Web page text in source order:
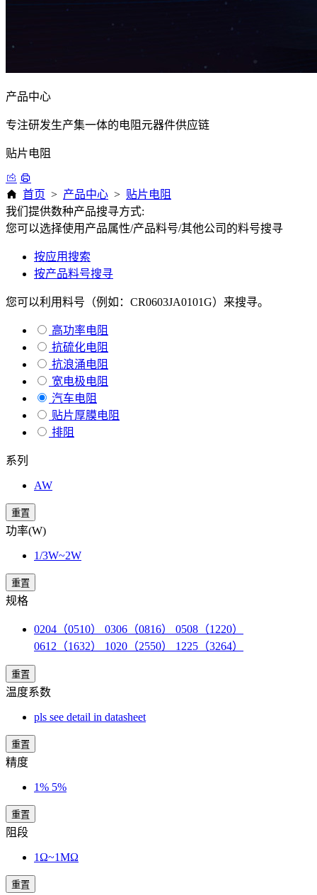
产品中心
专注研发生产集一体的电阻元器件供应链
贴片电阻
首页 > 产品中心 > 贴片电阻
我们提供数种产品搜寻方式:
您可以选择使用产品属性/产品料号/其他公司的料号搜寻
按应用搜索
按产品料号搜寻
您可以利用料号（例如：CR0603JA0101G）来搜寻。
高功率电阻
抗硫化电阻
抗浪涌电阻
宽电极电阻
汽车电阻
贴片厚膜电阻
排阻
系列
AW
重置
功率(W)
1/3W~2W
重置
规格
0204（0510） 0306（0816） 0508（1220）
0612（1632） 1020（2550） 1225（3264）
重置
温度系数
pls see detail in datasheet
重置
精度
1% 5%
重置
阻段
1Ω~1MΩ
重置